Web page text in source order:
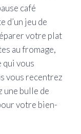
café
d’un jeu de
votre plat
au fromage,
qui vous
vous recentrez
une bulle de
votre bien-